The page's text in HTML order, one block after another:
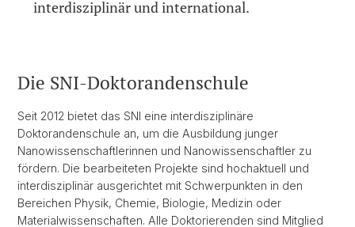
interdisziplinär und international.
Die SNI-Doktorandenschule
Seit 2012 bietet das SNI eine interdisziplinäre
Doktorandenschule an, um die Ausbildung junger
Nanowissenschaftlerinnen und Nanowissenschaftler zu
fördern. Die bearbeiteten Projekte sind hochaktuell und
interdisziplinär ausgerichtet mit Schwerpunkten in den
Bereichen Physik, Chemie, Biologie, Medizin oder
Materialwissenschaften. Alle Doktorierenden sind Mitglied